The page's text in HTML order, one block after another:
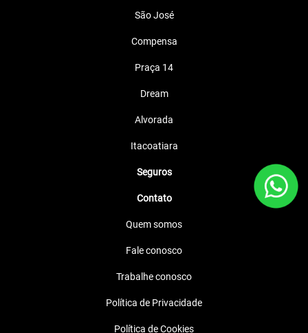
São José
Compensa
Praça 14
Dream
Alvorada
Itacoatiara
Seguros
Contato
Quem somos
Fale conosco
Trabalhe conosco
Política de Privacidade
Política de Cookies